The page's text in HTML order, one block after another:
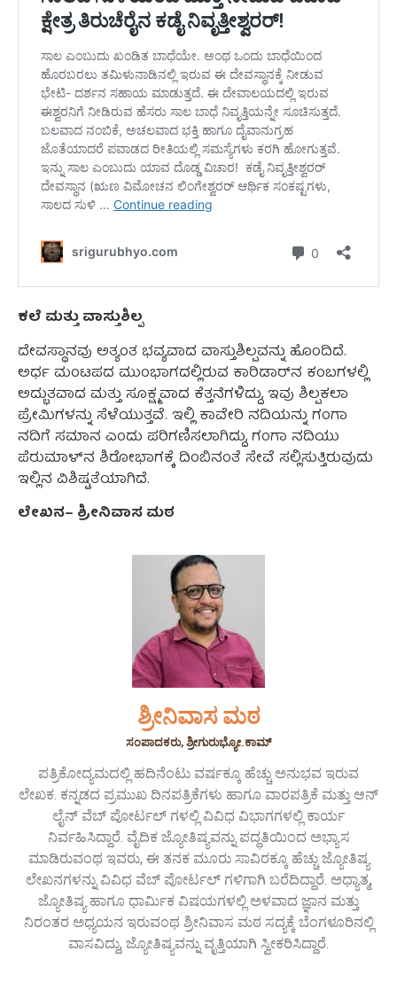
ಕಲೆ ಮತ್ತು ವಾಸ್ತುಶಿಲ್ಪ
ದೇವಸ್ಥಾನವು ಅತ್ಯಂತ ಭವ್ಯವಾದ ವಾಸ್ತುಶಿಲ್ಪವನ್ನು ಹೊಂದಿದೆ.
ಅರ್ಧ ಮಂಟಪದ ಮುಂಭಾಗದಲ್ಲಿರುವ ಕಾರಿಡಾರ್‌ನ ಕಂಬಗಳಲ್ಲಿ
ಅದ್ಭುತವಾದ ಮತ್ತು ಸೂಕ್ಷ್ಮವಾದ ಕೆತ್ತನೆಗಳಿದ್ದು, ಇವು ಶಿಲ್ಪಕಲಾ
ಪ್ರೇಮಿಗಳನ್ನು ಸೆಳೆಯುತ್ತವೆ. ಇಲ್ಲಿ ಕಾವೇರಿ ನದಿಯನ್ನು ಗಂಗಾ
ನದಿಗೆ ಸಮಾನ ಎಂದು ಪರಿಗಣಿಸಲಾಗಿದ್ದು, ಗಂಗಾ ನದಿಯು
ಪೆರುಮಾಳ್‌ನ ಶಿರೋಭಾಗಕ್ಕೆ ದಿಂಬಿನಂತೆ ಸೇವೆ ಸಲ್ಲಿಸುತ್ತಿರುವುದು
ಇಲ್ಲಿನ ವಿಶಿಷ್ಟತೆಯಾಗಿದೆ.
ಲೇಖನ– ಶ್ರೀನಿವಾಸಮಠ
ಶ್ರೀನಿವಾಸ ಮಠ
ಸಂಪಾದಕರು, ಶ್ರೀಗುರುಭ್ಯೋ.ಕಾಮ್
ಪತ್ರಿಕೋದ್ಯಮದಲ್ಲಿ ಹದಿನೆಂಟು ವರ್ಷಕ್ಕೂ ಹೆಚ್ಚು ಅನುಭವ ಇರುವ
ಲೇಖಕ. ಕನ್ನಡದ ಪ್ರಮುಖ ದಿನಪತ್ರಿಕೆಗಳು ಹಾಗೂ ವಾರಪತ್ರಿಕೆ ಮತ್ತು ಆನ್
ಲೈನ್ ವೆಬ್ ಪೋರ್ಟಲ್ ಗಳಲ್ಲಿ ವಿವಿಧ ವಿಭಾಗಗಳಲ್ಲಿ ಕಾರ್ಯ
ನಿರ್ವಹಿಸಿದ್ದಾರೆ. ವೈದಿಕ ಜ್ಯೋತಿಷ್ಯವನ್ನು ಪದ್ಧತಿಯಿಂದ ಅಭ್ಯಾಸ
ಮಾಡಿರುವಂಥ ಇವರು, ಈ ತನಕ ಮೂರು ಸಾವಿರಕ್ಕೂ ಹೆಚ್ಚು ಜ್ಯೋತಿಷ್ಯ
ಲೇಖನಗಳನ್ನು ವಿವಿಧ ವೆಬ್ ಪೋರ್ಟಲ್ ಗಳಿಗಾಗಿ ಬರೆದಿದ್ದಾರೆ. ಅಧ್ಯಾತ್ಮ,
ಜ್ಯೋತಿಷ್ಯ ಹಾಗೂ ಧಾರ್ಮಿಕ ವಿಷಯಗಳಲ್ಲಿ ಅಳವಾದ ಜ್ಞಾನ ಮತ್ತು
ನಿರಂತರ ಅಧ್ಯಯನ ಇರುವಂಥ ಶ್ರೀನಿವಾಸ ಮಠ ಸದ್ಯಕ್ಕೆ ಬೆಂಗಳೂರಿನಲ್ಲಿ
ವಾಸವಿದ್ದು, ಜ್ಯೋತಿಷ್ಯವನ್ನು ವೃತ್ತಿಯಾಗಿ ಸ್ವೀಕರಿಸಿದ್ದಾರೆ.